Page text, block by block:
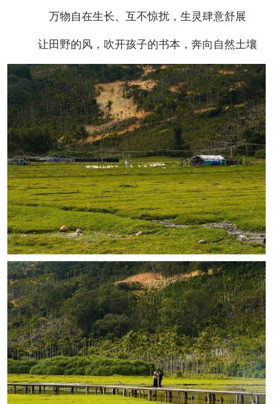
万物自在生长、互不惊扰，生灵肆意舒展
让田野的风，吹开孩子的书本，奔向自然土壤